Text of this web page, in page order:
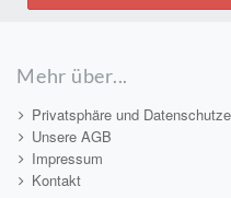
Mehr über...
Privatsphäre und
Unsere AGB
Impressum
Kontakt